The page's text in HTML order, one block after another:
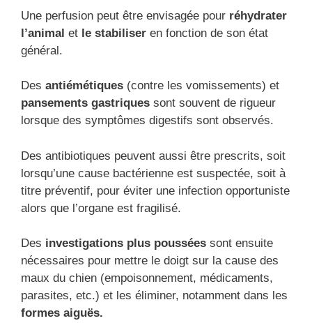
Une perfusion peut être envisagée pour réhydrater
l’animal et le stabiliser en fonction de son état
général.
Des antiémétiques (contre les vomissements) et
pansements gastriques sont souvent de rigueur
lorsque des symptômes digestifs sont observés.
Des antibiotiques peuvent aussi être prescrits, soit
lorsqu’une cause bactérienne est suspectée, soit à
titre préventif, pour éviter une infection opportuniste
alors que l’organe est fragilisé.
Des investigations plus poussées sont ensuite
nécessaires pour mettre le doigt sur la cause des
maux du chien (empoisonnement, médicaments,
parasites, etc.) et les éliminer, notamment dans les
formes aiguës.